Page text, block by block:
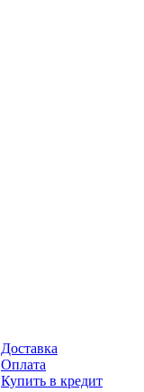
Доставка
Оплата
Купить в кредит